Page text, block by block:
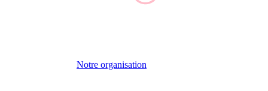
Notre organisation